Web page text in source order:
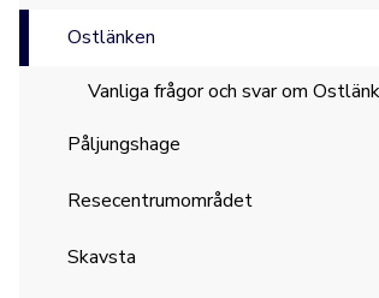
Ostlänken
Vanliga frågor och svar om
Påljungshage
Resecentrumområdet
Skavsta